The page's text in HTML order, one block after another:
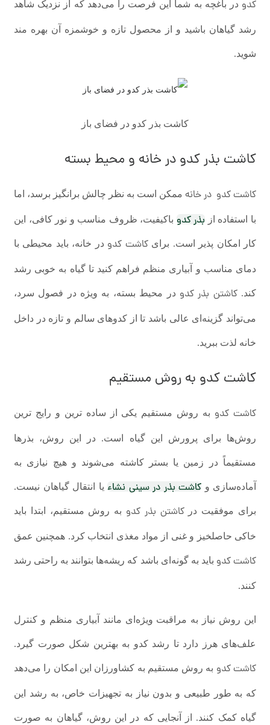
کدو در باغچه به شما این فرصت را می‌دهد که از نزدیک شاهد
رشد گیاهان باشید و از محصول تازه و خوشمزه آن بهره مند
شوید.
کاشت بذر کدو در فضای باز
کاشت بذر کدو در خانه و محیط بسته
کاشت کدو در خانه ممکن است به نظر چالش برانگیز برسد، اما
با استفاده از بذر کدو باکیفیت، ظروف مناسب و نور کافی، این
کار امکان پذیر است. برایکاشت کدو در خانه، باید محیطی با
دمای مناسب و آبیاری منظم فراهم کنید تا گیاه به خوبی رشد
کند.کاشتن بذر کدو در محیط بسته، به ویژه در فصول سرد،
می‌تواند گزینه‌ای عالی باشد تا از کدوهای سالم و تازه در داخل
خانه لذت ببرید.
کاشت کدو به روش مستقیم
کاشت کدو به روش مستقیم یکی از ساده ترین و رایج ترین
روش‌ها برای پرورش این گیاه است. در این روش، بذرها
مستقیماً در زمین یا بستر کاشته می‌شوند و هیچ نیازی به
آماده‌سازی و کاشت بذر در سینی نشاء یا انتقال گیاهان نیست.
برای موفقیت درکاشتن بذر کدو به روش مستقیم، ابتدا باید
خاکی حاصلخیز و غنی از مواد مغذی انتخاب کرد. همچنین عمق
کاشت کدو باید به گونه‌ای باشد که ریشه‌ها بتوانند به راحتی رشد
کنند.
این روش نیاز به مراقبت ویژه‌ای مانند آبیاری منظم و کنترل
علف‌های هرز دارد تا رشد کدو به بهترین شکل صورت گیرد.
کاشت کدو به روش مستقیم به کشاورزان این امکان را می‌دهد
که به طور طبیعی و بدون نیاز به تجهیزات خاص، به رشد این
گیاه کمک کنند. از آنجایی که در این روش، گیاهان به صورت